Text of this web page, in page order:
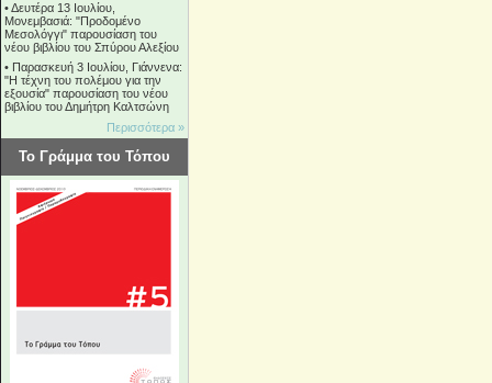
•Δευτέρα 13 Ιουλίου,
Μονεμβασιά: "Προδομένο
Μεσολόγγι" παρουσίαση του
νέου βιβλίου του Σπύρου Αλεξίου
• Παρασκευή 3 Ιουλίου, Γιάννενα:
"Η τέχνη του πολέμου για την
εξουσία" παρουσίαση του νέου
βιβλίου του Δημήτρη Καλτσώνη
Περισσότερα »
Το Γράμμα του Τόπου